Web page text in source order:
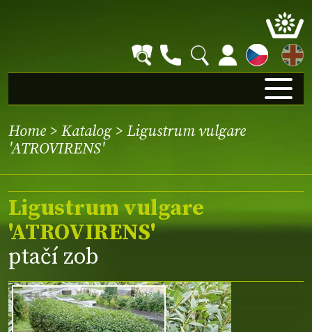
EN
Home > Katalog> Ligustrum vulgare
'ATROVIRENS'
Ligustrum vulgare
'ATROVIRENS'
ptačí zob